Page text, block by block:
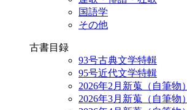
国語学
その他
古書目録
93号古典文学特輯
95号近代文学特輯
2026年2月新蒐（自筆物）
2026年3月新蒐（自筆物）